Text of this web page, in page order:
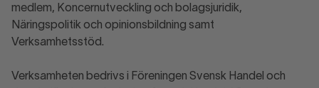
medlem, Koncernutveckling och bolagsjuridik,
Näringspolitik och opinionsbildning samt
Verksamhetsstöd.
Verksamheten bedrivs i Föreningen Svensk Handel och